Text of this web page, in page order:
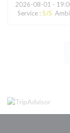
2026-08-01 -
Service : 5/5